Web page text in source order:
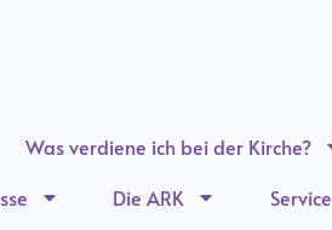
Was verdiene ich bei der Kirche?
Die ARK Service